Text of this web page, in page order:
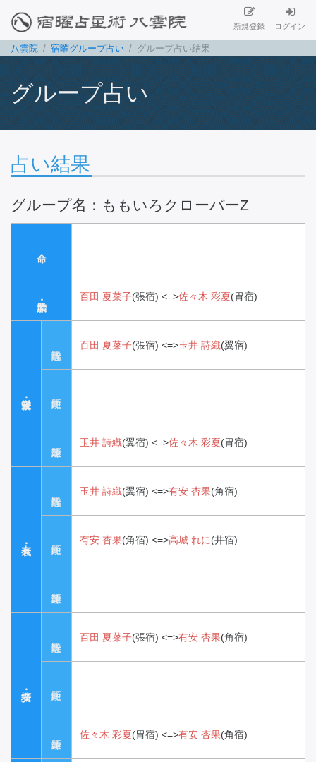
新規登録 ログイン
八雲院 宿曜グループ占い グループ占い結果
グループ占い
占い結果
グループ名：ももいろクローバーZ
百田 夏菜子(張宿) <=>佐々木 彩夏(胃宿)
百田 夏菜子(張宿) <=>玉井 詩織(翼宿)
玉井 詩織(翼宿) <=>佐々木 彩夏(胃宿)
玉井 詩織(翼宿) <=>有安 杏果(角宿)
有安 杏果(角宿) <=>高城 れに(井宿)
百田 夏菜子(張宿) <=>有安 杏果(角宿)
佐々木 彩夏(胃宿) <=>有安 杏果(角宿)